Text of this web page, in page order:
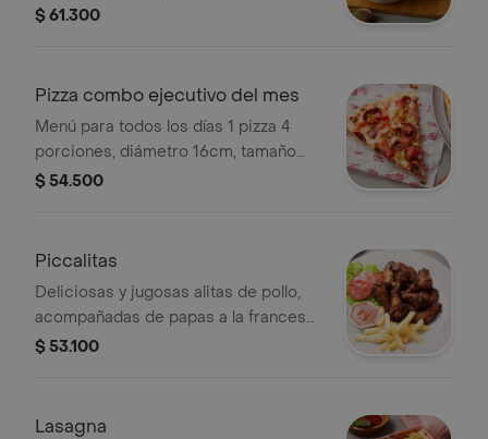
bechamel, gratinadas con queso
consistencia única.
$ 61.300
Pizza combo ejecutivo del mes
Menú para todos los días 1 pizza 4
porciones, diámetro 16cm, tamaño
especial, 1 bebida y postre
$ 54.500
Piccalitas
Deliciosas y jugosas alitas de pollo,
acompañadas de papas a la francesa
y ensalada. especial para compartir
$ 53.100
Lasagna